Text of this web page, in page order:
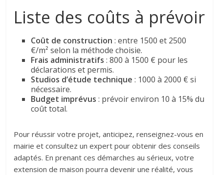
Liste des coûts à prévoir
Coût de construction : entre 1500 et 2500
€/m² selon la méthode choisie.
Frais administratifs : 800 à 1500 € pour les
déclarations et permis.
Studios d’étude technique : 1000 à 2000 € si
nécessaire.
Budget imprévus : prévoir environ 10 à 15% du
coût total.
Pour réussir votre projet, anticipez, renseignez-vous en
mairie et consultez un expert pour obtenir des conseils
adaptés. En prenant ces démarches au sérieux, votre
extension de maison pourra devenir une réalité, vous